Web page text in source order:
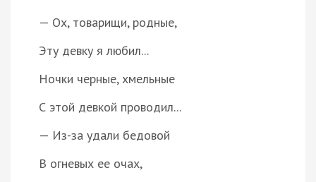
— Ох, товарищи, родные,
Эту девку я любил...
Ночки черные, хмельные
С этой девкой проводил...
— Из-за удали бедовой
В огневых ее очах,